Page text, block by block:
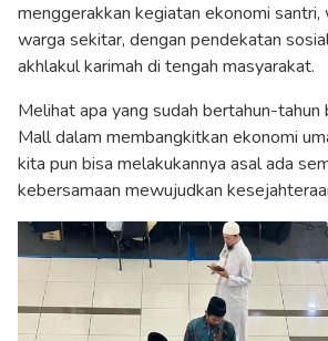
menggerakkan kegiatan ekonomi santri,
warga sekitar, dengan pendekatan
akhlakul karimah di tengah masyarakat.
Melihat apa yang sudah bertahun-
Mall dalam membangkitkan ekonomi
kita pun bisa melakukannya asal ada
kebersamaan mewujudkan